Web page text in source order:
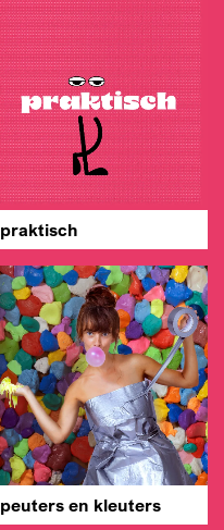
praktisch
peuters en kleuters